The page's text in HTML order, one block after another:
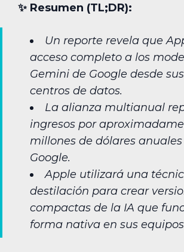
✨︎ Resumen (TL;DR):
Un reporte revela que
acceso completo a los
Gemini de Google desde
centros de datos.
La alianza multianual
ingresos por
millones de dólares
Google.
Apple utilizará una
destilación para crear
compactas de la IA que
forma nativa en sus